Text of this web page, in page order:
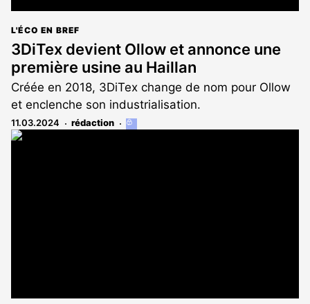
L'ÉCO EN BREF
3DiTex devient Ollow et annonce une
première usine au Haillan
Créée en 2018, 3DiTex change de nom pour Ollow
et enclenche son industrialisation.
11.03.2024 rédaction
Cet